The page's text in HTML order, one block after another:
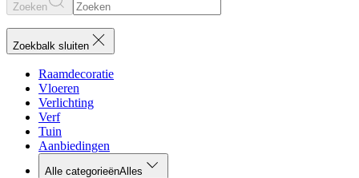
Zoeken
Zoekbalk sluiten
Raamdecoratie
Vloeren
Verlichting
Verf
Tuin
Aanbiedingen
Alle categorieënAlles